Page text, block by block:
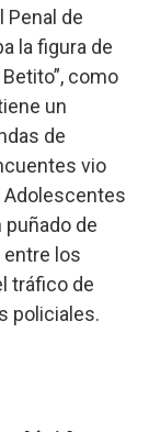
Penal de
la figura de
Betito”, como
un
de
vio
Adolescentes
puñado de
entre los
tráfico de
policiales.